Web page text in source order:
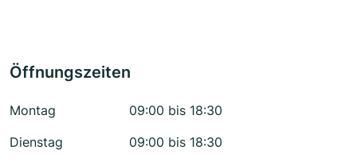
Öffnungszeiten
Montag
09:00 bis 18:30
Dienstag
09:00 bis 18:30